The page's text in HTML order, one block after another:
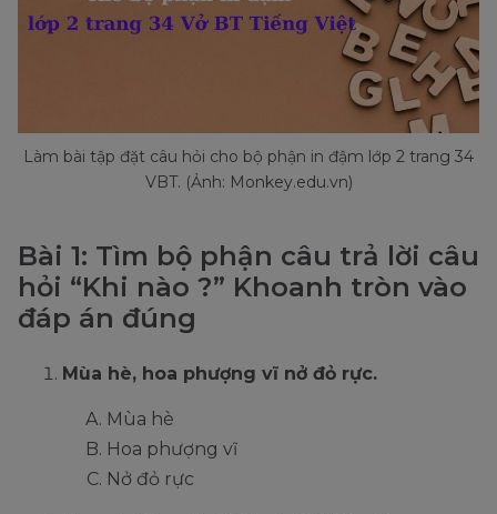
Làm bài tập đặt câu hỏi cho bộ phận in đậm lớp 2 trang 34
VBT. (Ảnh: Monkey.edu.vn)
Bài 1: Tìm bộ phận câu trả lời câu
hỏi “Khi nào ?” Khoanh tròn vào
đáp án đúng
Mùa hè, hoa phượng vĩ nở đỏ rực.
Mùa hè
Hoa phượng vĩ
Nở đỏ rực